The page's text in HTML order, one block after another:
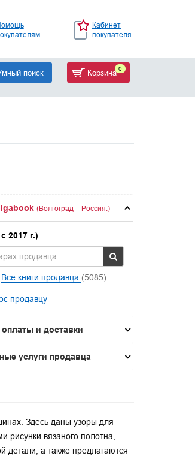
Кабинет
покупателя
поиск Корзина 0
(Волгоград – Россия.)
2017 г.)
Все книги продавца (5085)
продавцу
и доставки
услуги продавца
Здесь даны узоры для
вязаного полотна,
детали, а также предлагаются